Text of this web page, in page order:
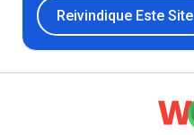
Reivindique Este Site